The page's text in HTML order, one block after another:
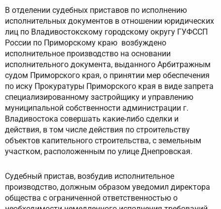
В отделении судебных приставов по исполнению
исполнительных документов в отношении юридических
лиц по Владивостокскому городскому округу ГУФССП
России по Приморскому краю возбуждено
исполнительное производство на основании
исполнительного документа, выданного Арбитражным
судом Приморского края, о принятии мер обеспечения
по иску Прокуратуры Приморского края в виде запрета
специализированному застройщику и управлению
муниципальной собственности администрации г.
Владивостока совершать какие-либо сделки и
действия, в том числе действия по строительству
объектов капительного строительства, с земельным
участком, расположенным по улице Днепровская.
Судебный пристав, возбудив исполнительное
производство, должным образом уведомил директора
общества с ограниченной ответственностью о